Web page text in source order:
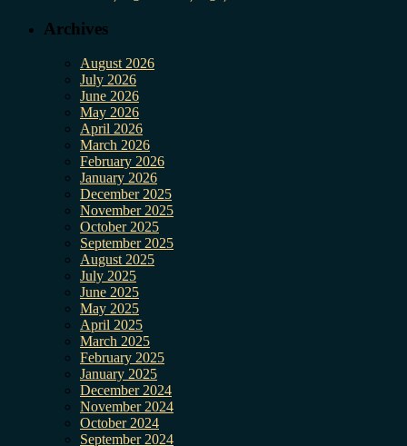
Archives
August 2026
July 2026
June 2026
May 2026
April 2026
March 2026
February 2026
January 2026
December 2025
November 2025
October 2025
September 2025
August 2025
July 2025
June 2025
May 2025
April 2025
March 2025
February 2025
January 2025
December 2024
November 2024
October 2024
September 2024